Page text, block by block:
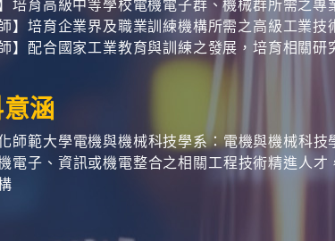
】培育高級中等學校電機電子群、機械群所需之專
師】培育企業界及職業訓練機構所需之高級工業技
師】配合國家工業教育與訓練之發展，培育相關
涵
師範大學電機與機械科技學系：電機與機械科
電子、資訊或機電整合之相關工程技術精進人